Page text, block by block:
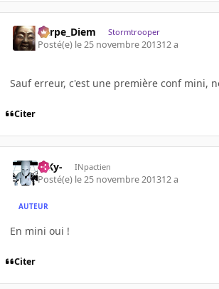
Carpe_Diem Stormtrooper
Posté(e) le 25 novembre 201312 a
Sauf erreur, c'est une première conf mini,
Citer
-SKy- INpactien
Posté(e) le 25 novembre 201312 a
AUTEUR
En mini oui !
Citer